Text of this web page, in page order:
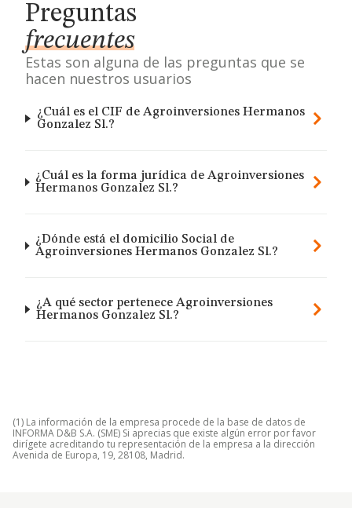
Preguntas
frecuentes
Estas son alguna de las preguntas que se
hacen nuestros usuarios
¿Cuál es el CIF de Agroinversiones Hermanos
Gonzalez Sl.?
¿Cuál es la forma jurídica de Agroinversiones
Hermanos Gonzalez Sl.?
¿Dónde está el domicilio Social de
Agroinversiones Hermanos Gonzalez Sl.?
¿A qué sector pertenece Agroinversiones
Hermanos Gonzalez Sl.?
(1) La información de la empresa procede de la base de datos de
INFORMA D&B S.A. (SME) Si aprecias que existe algún error por favor
dirígete acreditando tu representación de la empresa a la dirección
Avenida de Europa, 19, 28108, Madrid.